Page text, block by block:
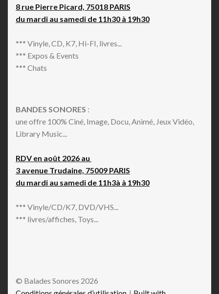
8 rue Pierre Picard, 75018 PARIS
du mardi au samedi de 11h30 à 19h30
*** Vinyle, CD, K7, Hi-FI, livres...
*** Expos & Events
*** Chats
BANDES SONORES :
une offre 100% Ciné, Image, Docu, Animé, Jeux Vidéo,
Library Music...
RDV en août 2026 au
3 avenue Trudaine, 75009 PARIS
du mardi au samedi de 11h3à à 19h30
*** Vinyle/CD/K7, DVD/VHS...
*** livres/affiches, Toys...
© Balades Sonores 2026